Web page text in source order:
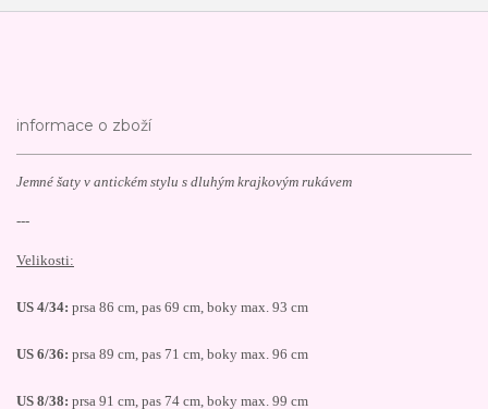
informace o zboží
Jemné šaty v antickém stylu s dluhým krajkovým rukávem
---
Velikosti:
US 4/34: prsa 86 cm, pas 69 cm, boky max. 93 cm
US 6/36: prsa 89 cm, pas 71 cm, boky max. 96 cm
US 8/38: prsa 91 cm, pas 74 cm, boky max. 99 cm